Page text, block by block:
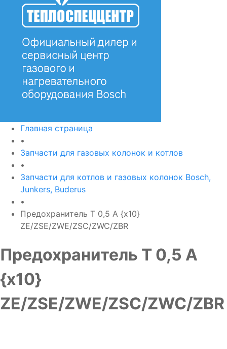
Главная страница
•
Запчасти для газовых колонок и котлов
•
Запчасти для котлов и газовых колонок Bosch,
Junkers, Buderus
•
Предохранитель T 0,5 A {x10}
ZE/ZSE/ZWE/ZSC/ZWC/ZBR
Предохранитель T 0,5 A
{x10}
ZE/ZSE/ZWE/ZSC/ZWC/ZBR